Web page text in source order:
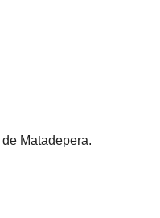
Matadepera.